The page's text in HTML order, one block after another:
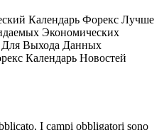
Календарь Форекс Лучше
Экономических
Выхода Данных
Календарь Новостей
I campi obbligatori sono